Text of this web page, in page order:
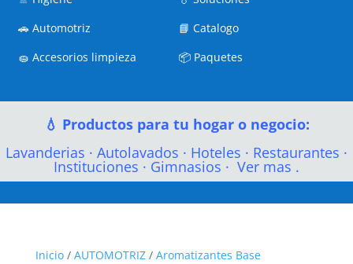
🚗Automotriz
🧽Accesorios limpieza
📘Catalogo
📦 Paquetes
💧 Productos para tu hogar o negocio:
Lavanderias · Autolavados · Hoteles · Restaurantes ·
Instituciones · Gimnasios · Ver mas .
Inicio/ AUTOMOTRIZ/ Aromatizantes Base